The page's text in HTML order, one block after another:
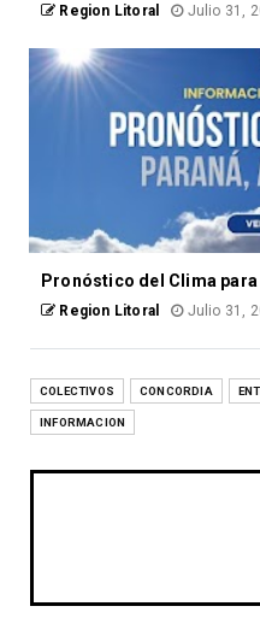
Region Litoral Julio 31,
Pronóstico del Clima
Region Litoral Julio 31,
COLECTIVOS CONCORDIA
INFORMACION